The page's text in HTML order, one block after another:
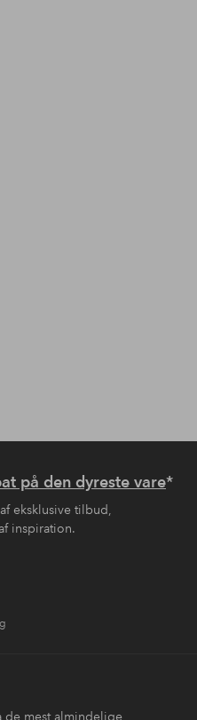
på den dyreste vare*
eksklusive tilbud,
inspiration.
de mest almindelige